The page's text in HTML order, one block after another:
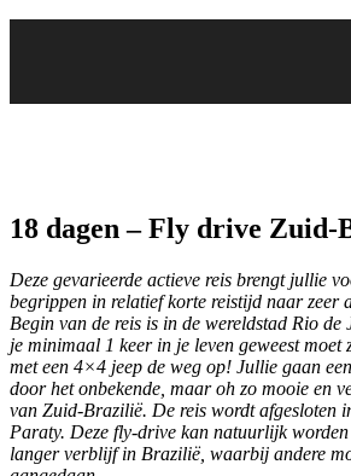
18 dagen – Fly drive Zuid-
Deze gevarieerde actieve reis brengt jullie
begrippen in relatief korte reistijd naar zeer
Begin van de reis is in de wereldstad Rio de
je minimaal 1 keer in je leven geweest
met een 4×4 jeep de weg op! Jullie gaan
door het onbekende, maar oh zo mooie en
van Zuid-Brazilië. De reis wordt afgesloten
Paraty. Deze fly-drive kan natuurlijk worden
langer verblijf in Brazilië, waarbij andere